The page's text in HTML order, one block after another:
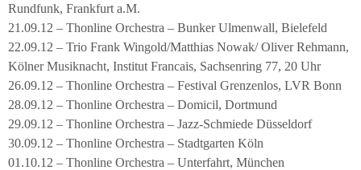
Rundfunk, Frankfurt a.M.
21.09.12 – Thonline Orchestra – Bunker Ulmenwall, Bielefeld
22.09.12 – Trio Frank Wingold/Matthias Nowak/ Oliver Rehmann,
Kölner Musiknacht, Institut Francais, Sachsenring 77, 20 Uhr
26.09.12 – Thonline Orchestra – Festival Grenzenlos, LVR Bonn
28.09.12 – Thonline Orchestra – Domicil, Dortmund
29.09.12 – Thonline Orchestra – Jazz-Schmiede Düsseldorf
30.09.12 – Thonline Orchestra – Stadtgarten Köln
01.10.12 – Thonline Orchestra – Unterfahrt, München